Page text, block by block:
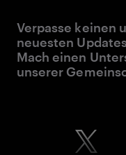
Verpasse keinen
neuesten
Mach einen
unserer